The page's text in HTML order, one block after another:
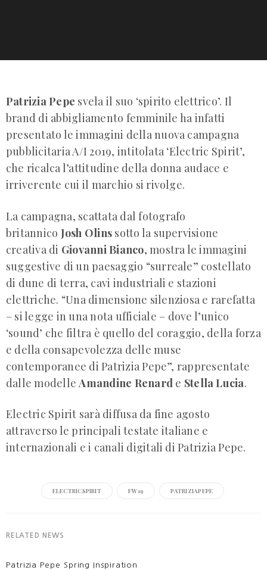
Patrizia Pepe svela il suo ‘spirito elettrico’. Il
brand di abbigliamento femminile ha infatti
presentato le immagini della nuova campagna
pubblicitaria A/I 2019, intitolata ‘Electric Spirit’,
che ricalca l’attitudine della donna audace e
irriverente cui il marchio si rivolge.
La campagna, scattata dal fotografo
britannico Josh Olins sotto la supervisione
creativa di Giovanni Bianco, mostra le immagini
suggestive di un paesaggio “surreale” costellato
di dune di terra, cavi industriali e stazioni
elettriche. “Una dimensione silenziosa e rarefatta
– si legge in una nota ufficiale – dove l’unico
‘sound’ che filtra è quello del coraggio, della forza
e della consapevolezza delle muse
contemporanee di Patrizia Pepe”, rappresentate
dalle modelle Amandine Renard e Stella Lucia.
Electric Spirit sarà diffusa da fine agosto
attraverso le principali testate italiane e
internazionali e i canali digitali di Patrizia Pepe.
ELECTRICSPIRIT FW19 PATRIZIAPEPE
RELATED NEWS
Patrizia Pepe Spring Inspiration